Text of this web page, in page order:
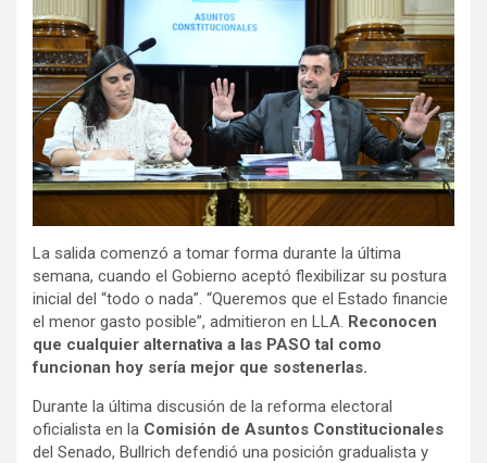
La salida comenzó a tomar forma durante la última
semana, cuando el Gobierno aceptó flexibilizar su postura
inicial del “todo o nada”. “Queremos que el Estado financie
el menor gasto posible”, admitieron en LLA. Reconocen
que cualquier alternativa a las PASO tal como
funcionan hoy sería mejor que sostenerlas.
Durante la última discusión de la reforma electoral
oficialista en la Comisión de Asuntos Constitucionales
del Senado, Bullrich defendió una posición gradualista y